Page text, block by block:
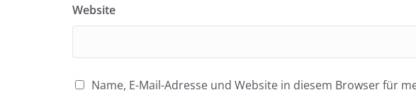
Website
Name, E-Mail-Adresse und Website in diesem Browser für